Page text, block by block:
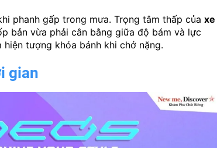
phanh gấp trong mưa. Trọng tâm thấp của xe
bản vừa phải cân bằng giữa độ bám và lực
tượng khóa bánh khi chở nặng.
gian